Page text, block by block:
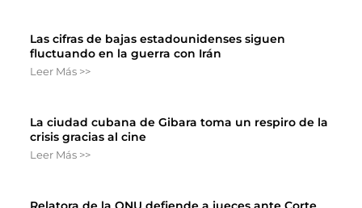
Las cifras de bajas estadounidenses siguen
fluctuando en la guerra con Irán
Leer Más >>
La ciudad cubana de Gibara toma un respiro de la
crisis gracias al cine
Leer Más >>